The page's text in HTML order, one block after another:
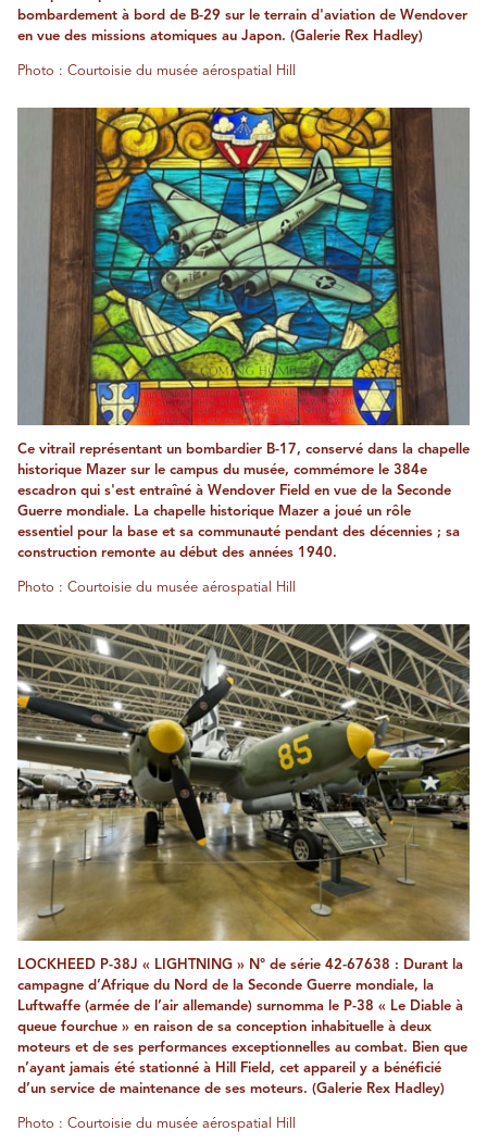
bombardement à bord de B-29 sur le terrain d'aviation de Wendover
en vue des missions atomiques au Japon. (Galerie Rex Hadley)
Photo : Courtoisie du musée aérospatial Hill
Ce vitrail représentant un bombardier B-17, conservé dans la chapelle
historique Mazer sur le campus du musée, commémore le 384e
escadron qui s'est entraîné à Wendover Field en vue de la Seconde
Guerre mondiale. La chapelle historique Mazer a joué un rôle
essentiel pour la base et sa communauté pendant des décennies ; sa
construction remonte au début des années 1940.
Photo : Courtoisie du musée aérospatial Hill
LOCKHEED P-38J « LIGHTNING » N° de série 42-67638 : Durant la
campagne d’Afrique du Nord de la Seconde Guerre mondiale, la
Luftwaffe (armée de l’air allemande) surnomma le P-38 « Le Diable à
queue fourchue » en raison de sa conception inhabituelle à deux
moteurs et de ses performances exceptionnelles au combat. Bien que
n’ayant jamais été stationné à Hill Field, cet appareil y a bénéficié
d’un service de maintenance de ses moteurs. (Galerie Rex Hadley)
Photo : Courtoisie du musée aérospatial Hill